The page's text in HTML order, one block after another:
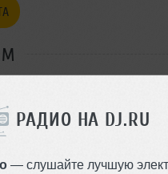
РАДИО НА DJ.RU
— слушайте лучшую